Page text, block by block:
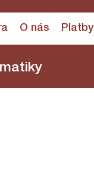
O nás